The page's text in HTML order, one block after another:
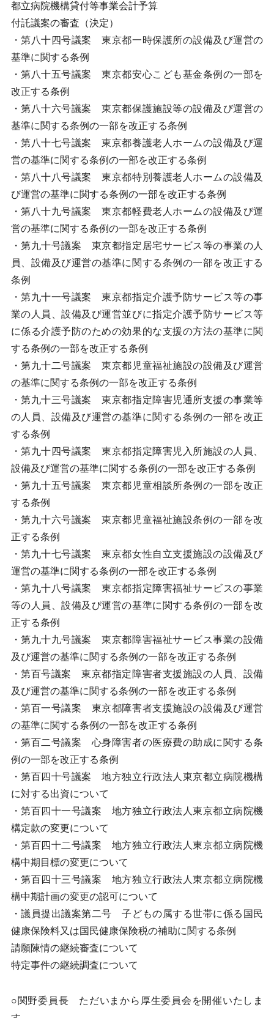
都立病院機構貸付等事業会計予算
付託議案の審査（決定）
・第八十四号議案 東京都一時保護所の設備及び運営の
基準に関する条例
・第八十五号議案 東京都安心こども基金条例の一部を
改正する条例
・第八十六号議案 東京都保護施設等の設備及び運営の
基準に関する条例の一部を改正する条例
・第八十七号議案 東京都養護老人ホームの設備及び運
営の基準に関する条例の一部を改正する条例
・第八十八号議案 東京都特別養護老人ホームの設備及
び運営の基準に関する条例の一部を改正する条例
・第八十九号議案 東京都軽費老人ホームの設備及び運
営の基準に関する条例の一部を改正する条例
・第九十号議案 東京都指定居宅サービス等の事業の人
員、設備及び運営の基準に関する条例の一部を改正する
条例
・第九十一号議案 東京都指定介護予防サービス等の事
業の人員、設備及び運営並びに指定介護予防サービス等
に係る介護予防のための効果的な支援の方法の基準に関
する条例の一部を改正する条例
・第九十二号議案 東京都児童福祉施設の設備及び運営
の基準に関する条例の一部を改正する条例
・第九十三号議案 東京都指定障害児通所支援の事業等
の人員、設備及び運営の基準に関する条例の一部を改正
する条例
・第九十四号議案 東京都指定障害児入所施設の人員、
設備及び運営の基準に関する条例の一部を改正する条例
・第九十五号議案 東京都児童相談所条例の一部を改正
する条例
・第九十六号議案 東京都児童福祉施設条例の一部を改
正する条例
・第九十七号議案 東京都女性自立支援施設の設備及び
運営の基準に関する条例の一部を改正する条例
・第九十八号議案 東京都指定障害福祉サービスの事業
等の人員、設備及び運営の基準に関する条例の一部を改
正する条例
・第九十九号議案 東京都障害福祉サービス事業の設備
及び運営の基準に関する条例の一部を改正する条例
・第百号議案 東京都指定障害者支援施設の人員、設備
及び運営の基準に関する条例の一部を改正する条例
・第百一号議案 東京都障害者支援施設の設備及び運営
の基準に関する条例の一部を改正する条例
・第百二号議案 心身障害者の医療費の助成に関する条
例の一部を改正する条例
・第百四十号議案 地方独立行政法人東京都立病院機構
に対する出資について
・第百四十一号議案 地方独立行政法人東京都立病院機
構定款の変更について
・第百四十二号議案 地方独立行政法人東京都立病院機
構中期目標の変更について
・第百四十三号議案 地方独立行政法人東京都立病院機
構中期計画の変更の認可について
・議員提出議案第二号 子どもの属する世帯に係る国民
健康保険料又は国民健康保険税の補助に関する条例
請願陳情の継続審査について
特定事件の継続調査について
○関野委員長 ただいまから厚生委員会を開催いたしま